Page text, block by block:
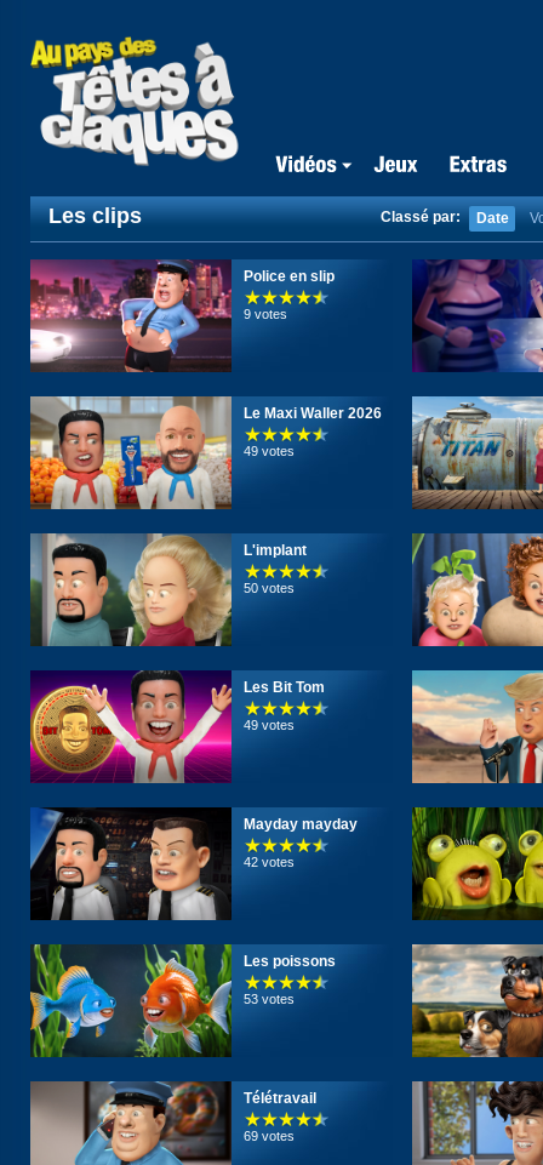
Les clips Classé par: Date
Police en slip
9 votes
Le Maxi Waller 2026
49 votes
L'implant
50 votes
Les Bit Tom
49 votes
Mayday mayday
42 votes
Les poissons
53 votes
Télétravail
69 votes